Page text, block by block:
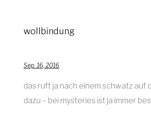
wollbindung
Sep. 16, 2016
das ruft ja nach einem schwatz auf
dazu – bei mysteries ist ja immer